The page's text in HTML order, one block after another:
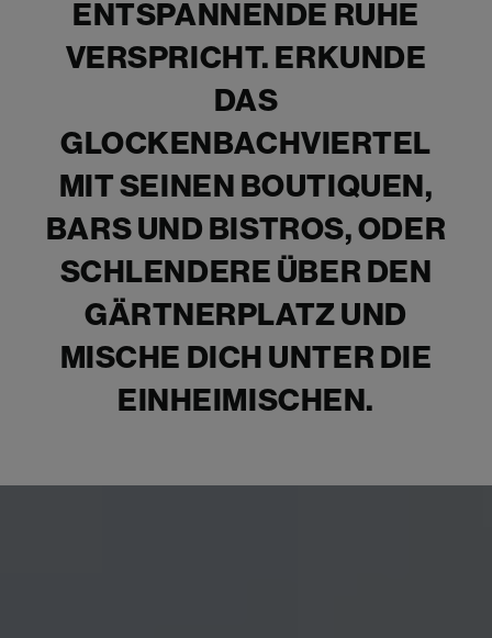
ENTSPANNENDE RUHE
VERSPRICHT. ERKUNDE
DAS
GLOCKENBACHVIERTEL
MIT SEINEN BOUTIQUEN,
BARS UND BISTROS, ODER
SCHLENDERE ÜBER DEN
GÄRTNERPLATZ UND
MISCHE DICH UNTER DIE
EINHEIMISCHEN.